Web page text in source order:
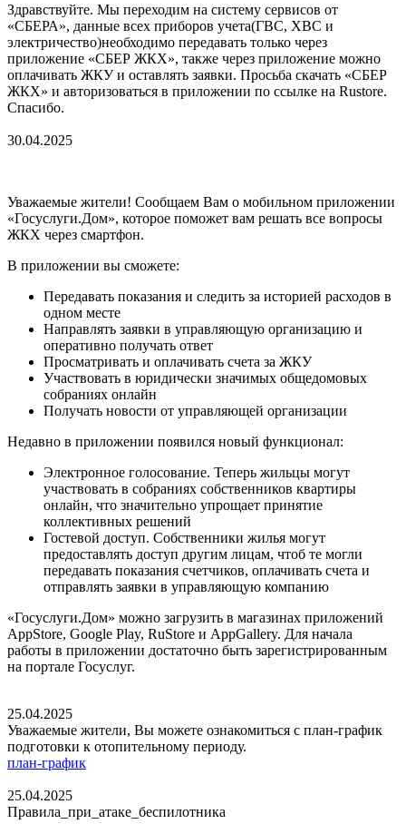
Здравствуйте. Мы переходим на систему сервисов от
«СБЕРА», данные всех приборов учета(ГВС, ХВС и
электричество)необходимо передавать только через
приложение «СБЕР ЖКХ», также через приложение можно
оплачивать ЖКУ и оставлять заявки. Просьба скачать «СБЕР
ЖКХ» и авторизоваться в приложении по ссылке на Rustore.
Спасибо.
30.04.2025
Уважаемые жители! Сообщаем Вам о мобильном приложении
«Госуслуги.Дом», которое поможет вам решать все вопросы
ЖКХ через смартфон.
В приложении вы сможете:
Передавать показания и следить за историей расходов в
одном месте
Направлять заявки в управляющую организацию и
оперативно получать ответ
Просматривать и оплачивать счета за ЖКУ
Участвовать в юридически значимых общедомовых
собраниях онлайн
Получать новости от управляющей организации
Недавно в приложении появился новый функционал:
Электронное голосование. Теперь жильцы могут
участвовать в собраниях собственников квартиры
онлайн, что значительно упрощает принятие
коллективных решений
Гостевой доступ. Собственники жилья могут
предоставлять доступ другим лицам, чтоб те могли
передавать показания счетчиков, оплачивать счета и
отправлять заявки в управляющую компанию
«Госуслуги.Дом» можно загрузить в магазинах приложений
AppStore, Google Play, RuStore и AppGallery. Для начала
работы в приложении достаточно быть зарегистрированным
на портале Госуслуг.
25.04.2025
Уважаемые жители, Вы можете ознакомиться с план-график
подготовки к отопительному периоду.
план-график
25.04.2025
Правила_при_атаке_беспилотника